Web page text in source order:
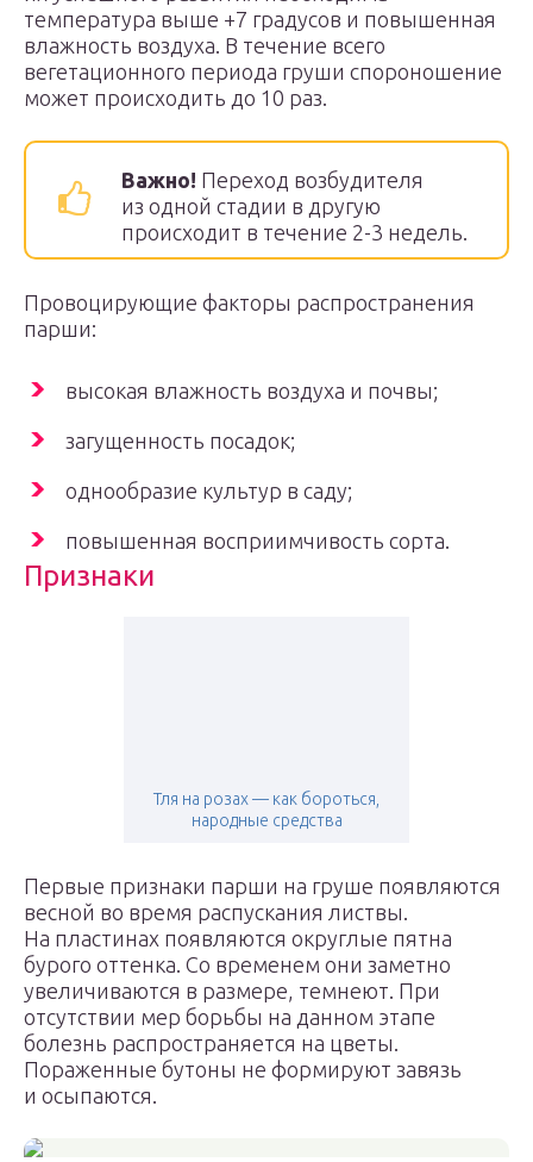
температура выше +7 градусов и повышенная
влажность воздуха. В течение всего
вегетационного периода груши спороношение
может происходить до 10 раз.
Важно! Переход возбудителя
из одной стадии в другую
происходит в течение 2-3 недель.
Провоцирующие факторы распространения
парши:
высокая влажность воздуха и почвы;
загущенность посадок;
однообразие культур в саду;
повышенная восприимчивость сорта.
Признаки
Тля на розах — как бороться,
народные средства
Первые признаки парши на груше появляются
весной во время распускания листвы.
На пластинах появляются округлые пятна
бурого оттенка. Со временем они заметно
увеличиваются в размере, темнеют. При
отсутствии мер борьбы на данном этапе
болезнь распространяется на цветы.
Пораженные бутоны не формируют завязь
и осыпаются.